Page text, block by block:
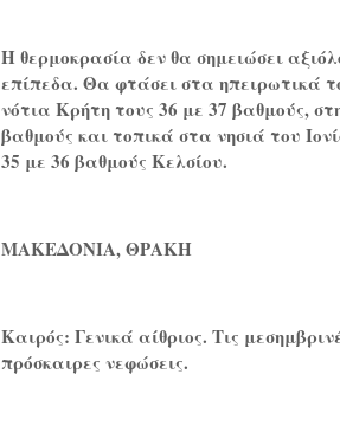
Η θερμοκρασία δεν θα σημειώσει
επίπεδα. Θα φτάσει στα ηπειρωτικά
νότια Κρήτη τους 36 με 37 βαθμούς,
βαθμούς και τοπικά στα νησιά του
35 με 36 βαθμούς Κελσίου.
ΜΑΚΕΔΟΝΙΑ, ΘΡΑΚΗ
Καιρός: Γενικά αίθριος. Τις
πρόσκαιρες νεφώσεις.